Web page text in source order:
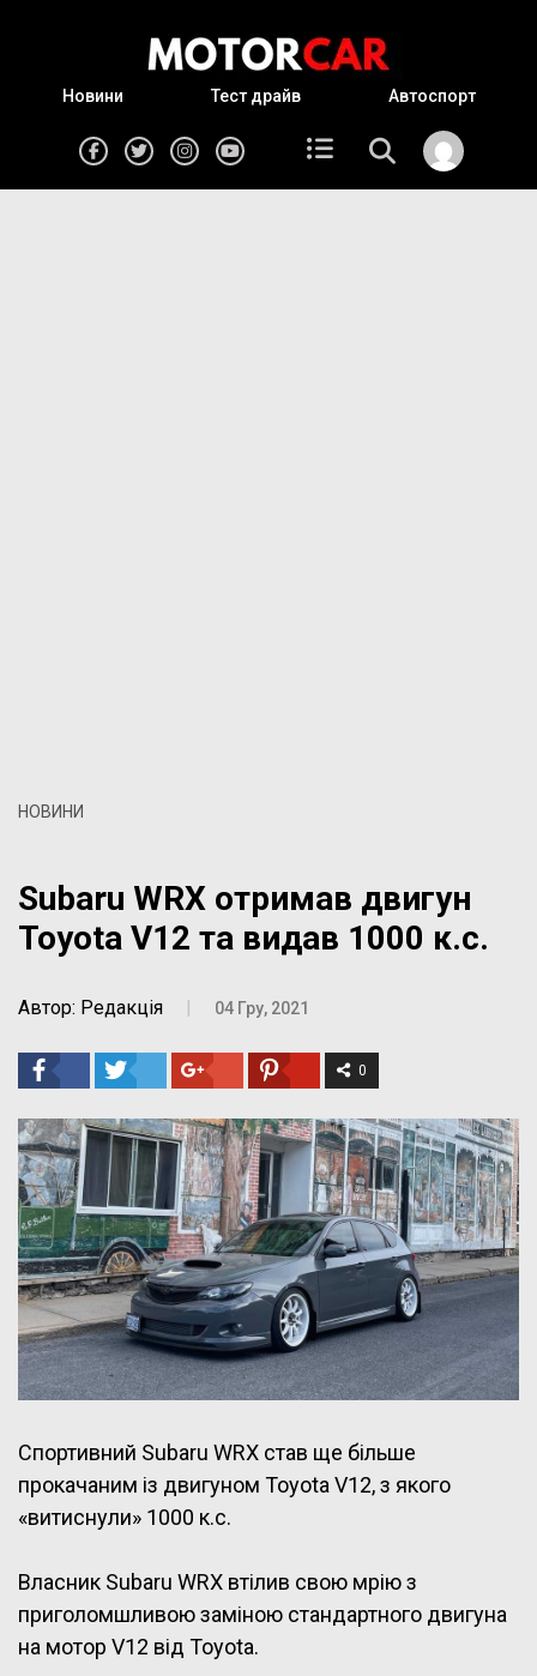
Новини Тест драйв Автоспорт
НОВИНИ
Subaru WRX отримав двигун
Toyota V12 та видав 1000 к.с.
Автор: Редакція | 04 Гру, 2021
0
Спортивний Subaru WRX став ще більше
прокачаним із двигуном Toyota V12, з якого
«витиснули» 1000 к.с.
Власник Subaru WRX втілив свою мрію з
приголомшливою заміною стандартного двигуна
на мотор V12 від Toyota.